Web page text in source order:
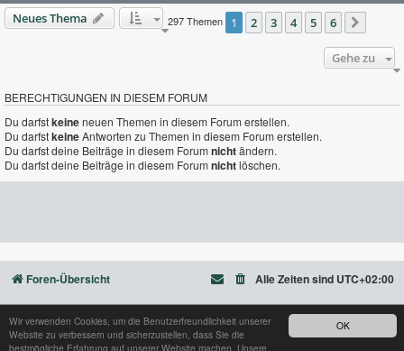
OK
Wir verwenden Cookies, um die Benutzerfreundlichkeit unserer
Website zu verbessern und sicherzustellen, dass Sie die
bestmögliche Erfahrung auf unserer Website machen. Unsere
Neues Thema
297 Themen 1 2 3 4 5 6
Gehe zu
BERECHTIGUNGEN IN DIESEM FORUM
Du darfstkeineneuen Themen in diesem Forum erstellen.
Du darfstkeineAntworten zu Themen in diesem Forum erstellen.
Du darfst deine Beiträge in diesem Forumnichtändern.
Du darfst deine Beiträge in diesem Forumnichtlöschen.
Foren-Übersicht Alle Zeiten sind UTC+02:00
Powered byphpBB® Forum Software © phpBB Limited